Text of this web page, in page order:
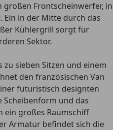
großen Frontscheinwerfer, in
Ein in der Mitte durch das
Kühlergrill sorgt für
Sektor.
sieben Sitzen und einem
den französischen Van
futuristisch designten
Scheibenform und das
ein großes Raumschiff
Armatur befindet sich die